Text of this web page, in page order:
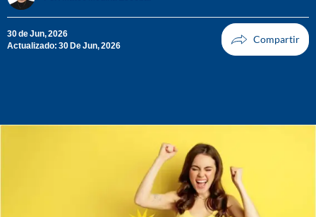
30 de Jun, 2026
Actualizado: 30 De Jun, 2026